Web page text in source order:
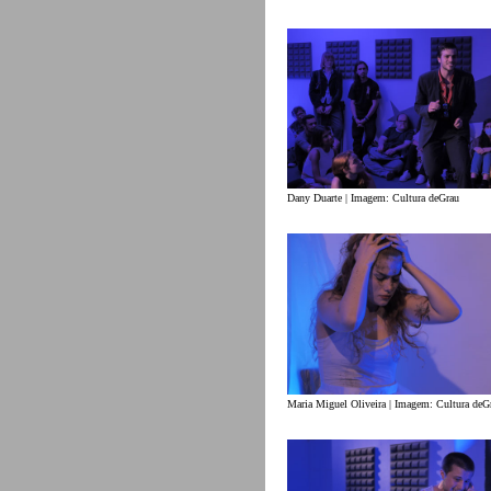
Dany Duarte | Imagem: Cultura deGrau
Maria Miguel Oliveira | Imagem: Cultura